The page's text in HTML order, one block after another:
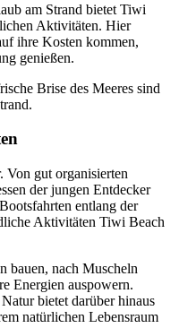
am Strand bietet Tiwi
Aktivitäten. Hier
ihre Kosten kommen,
genießen.
Brise des Meeres sind
Von gut organisierten
der jungen Entdecker
entlang der
Aktivitäten Tiwi Beach
bauen, nach Muscheln
Energien auspowern.
bietet darüber hinaus
natürlichen Lebensraum